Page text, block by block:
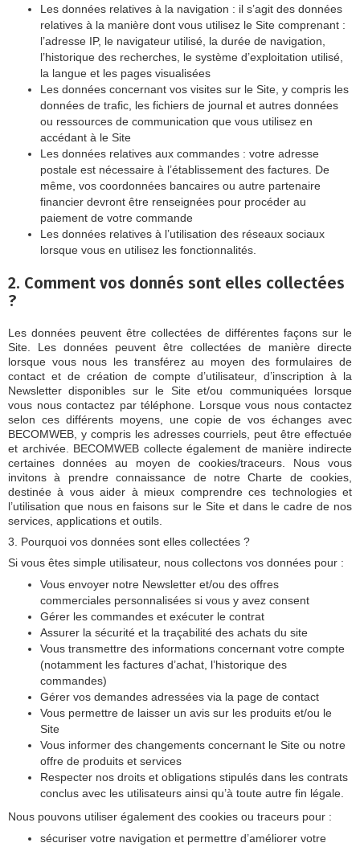
Les données relatives à la navigation : il s’agit des données
relatives à la manière dont vous utilisez le Site comprenant :
l’adresse IP, le navigateur utilisé, la durée de navigation,
l’historique des recherches, le système d’exploitation utilisé,
la langue et les pages visualisées
Les données concernant vos visites sur le Site, y compris les
données de trafic, les fichiers de journal et autres données
ou ressources de communication que vous utilisez en
accédant à le Site
Les données relatives aux commandes : votre adresse
postale est nécessaire à l’établissement des factures. De
même, vos coordonnées bancaires ou autre partenaire
financier devront être renseignées pour procéder au
paiement de votre commande
Les données relatives à l’utilisation des réseaux sociaux
lorsque vous en utilisez les fonctionnalités.
2. Comment vos donnés sont elles collectées
?
Les données peuvent être collectées de différentes façons sur le
Site. Les données peuvent être collectées de manière directe
lorsque vous nous les transférez au moyen des formulaires de
contact et de création de compte d’utilisateur, d’inscription à la
Newsletter disponibles sur le Site et/ou communiquées lorsque
vous nous contactez par téléphone. Lorsque vous nous contactez
selon ces différents moyens, une copie de vos échanges avec
BECOMWEB, y compris les adresses courriels, peut être effectuée
et archivée. BECOMWEB collecte également de manière indirecte
certaines données au moyen de cookies/traceurs. Nous vous
invitons à prendre connaissance de notre Charte de cookies,
destinée à vous aider à mieux comprendre ces technologies et
l’utilisation que nous en faisons sur le Site et dans le cadre de nos
services, applications et outils.
3. Pourquoi vos données sont elles collectées ?
Si vous êtes simple utilisateur, nous collectons vos données pour :
Vous envoyer notre Newsletter et/ou des offres
commerciales personnalisées si vous y avez consent
Gérer les commandes et exécuter le contrat
Assurer la sécurité et la traçabilité des achats du site
Vous transmettre des informations concernant votre compte
(notamment les factures d’achat, l’historique des
commandes)
Gérer vos demandes adressées via la page de contact
Vous permettre de laisser un avis sur les produits et/ou le
Site
Vous informer des changements concernant le Site ou notre
offre de produits et services
Respecter nos droits et obligations stipulés dans les contrats
conclus avec les utilisateurs ainsi qu’à toute autre fin légale.
Nous pouvons utiliser également des cookies ou traceurs pour :
sécuriser votre navigation et permettre d’améliorer votre